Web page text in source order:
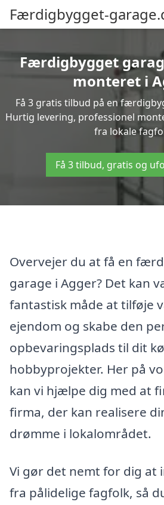
Færdigbygget-
Færdigbygget
monteret i
Få 3 gratis tilbud på en
Hurtig levering, professionel
fra lokale
Få 3 tilbud, gratis og
Overvejer du at få en
garage i Agger? Det kan
fantastisk måde at tilføje
ejendom og skabe den
opbevaringsplads til dit
hobbyprojekter. Her på
kan vi hjælpe dig med at
firma, der kan realisere
drømme i lokalområdet.
Vi gør det nemt for dig at
fra pålidelige fagfolk, så